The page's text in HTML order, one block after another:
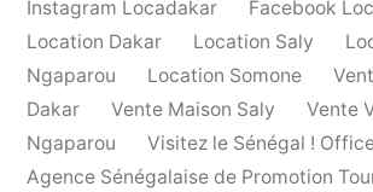
Instagram Locadakar
Facebook
Location Dakar
Location Saly
Ngaparou
Location Somone
Dakar
Vente Maison Saly
Vente
Ngaparou
Visitez le Sénégal !
Agence Sénégalaise de Promotion